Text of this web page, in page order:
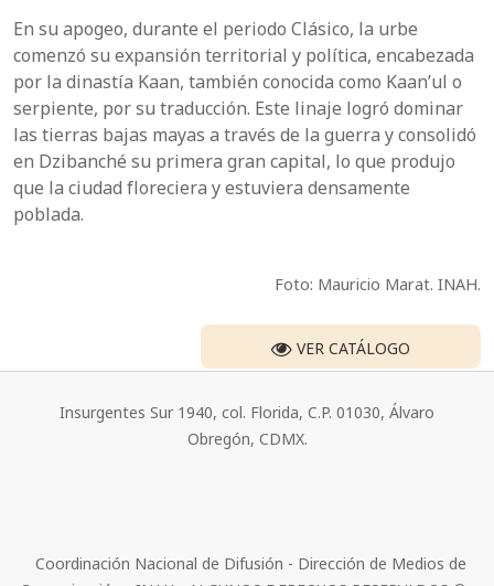
En su apogeo, durante el periodo Clásico, la urbe
comenzó su expansión territorial y política, encabezada
por la dinastía Kaan, también conocida como Kaan’ul o
serpiente, por su traducción. Este linaje logró dominar
las tierras bajas mayas a través de la guerra y consolidó
en Dzibanché su primera gran capital, lo que produjo
que la ciudad floreciera y estuviera densamente
poblada.
Foto: Mauricio Marat. INAH.
VER CATÁLOGO
Insurgentes Sur 1940, col. Florida, C.P. 01030, Álvaro
Obregón, CDMX.
Coordinación Nacional de Difusión - Dirección de Medios de